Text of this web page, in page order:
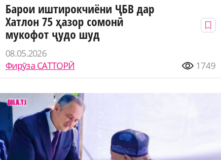
Барои иштирокчиёни ҶБВ дар
Хатлон 75 ҳазор сомонӣ
мукофот ҷудо шуд
08.05.2026
Фирӯза САТТОРӢ
1749